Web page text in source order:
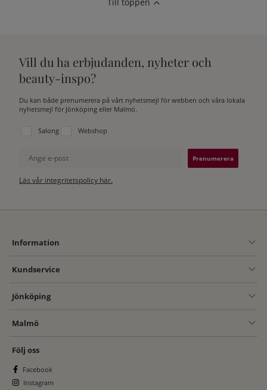
Till toppen
Vill du ha erbjudanden, nyheter och
beauty-inspo?
Du kan både prenumerera på vårt nyhetsmejl för webben och våra lokala
nyhetsmejl för Jönköping eller Malmö.
Välj vilken lista du vill prenumerera på:
Salong Webshop
Ange e-post
Läs vår integritetspolicy här.
Information
Kundservice
Jönköping
Malmö
Följ oss
Facebook
Instagram